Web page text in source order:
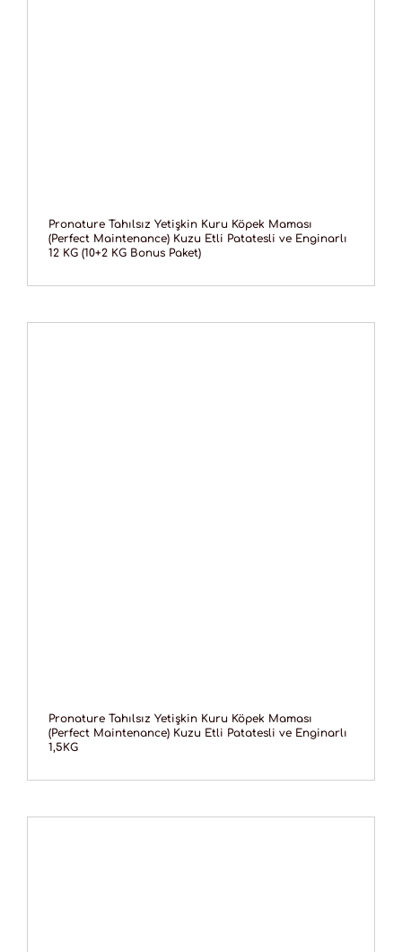
Pronature Tahılsız Yetişkin Kuru Köpek Maması
(Perfect Maintenance) Kuzu Etli Patatesli ve Enginarlı
12 KG (10+2 KG Bonus Paket)
Pronature Tahılsız Yetişkin Kuru Köpek Maması
(Perfect Maintenance) Kuzu Etli Patatesli ve Enginarlı
1,5KG